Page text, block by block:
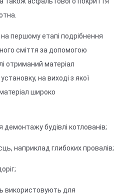
першому етапі подрібнення
сміття за допомогою
отриманий матеріал
на виході з якої
широко
демонтажу будівлі котлованів;
наприклад глибоких провалів;
використовують для